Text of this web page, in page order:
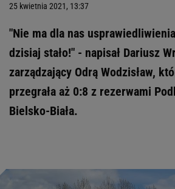
25 kwietnia 2021, 13:37
"Nie ma dla nas
dzisiaj stało!" - napisał Dariusz
zarządzający Odrą Wodzisław,
przegrała aż 0:8 z rezerwami
Bielsko-Biała.